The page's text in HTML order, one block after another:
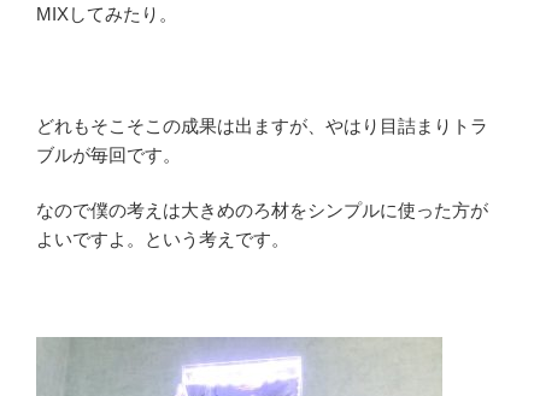
MIXしてみたり。
どれもそこそこの成果は出ますが、やはり目詰まりトラ
ブルが毎回です。
なので僕の考えは大きめのろ材をシンプルに使った方が
よいですよ。という考えです。